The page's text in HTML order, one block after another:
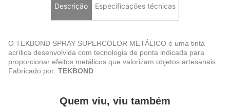
Descrição Especificações técnicas
O TEKBOND SPRAY SUPERCOLOR METÁLICO é uma tinta
acrílica desenvolvida com tecnologia de ponta indicada para
proporcionar efeitos metálicos que valorizam objetos artesanais.
Fabricado por: TEKBOND
Quem viu, viu também